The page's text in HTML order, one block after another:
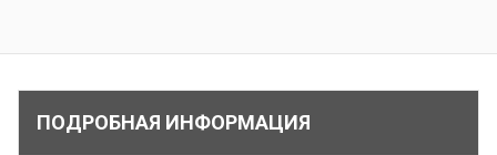
ПОДРОБНАЯ ИНФОРМАЦИЯ